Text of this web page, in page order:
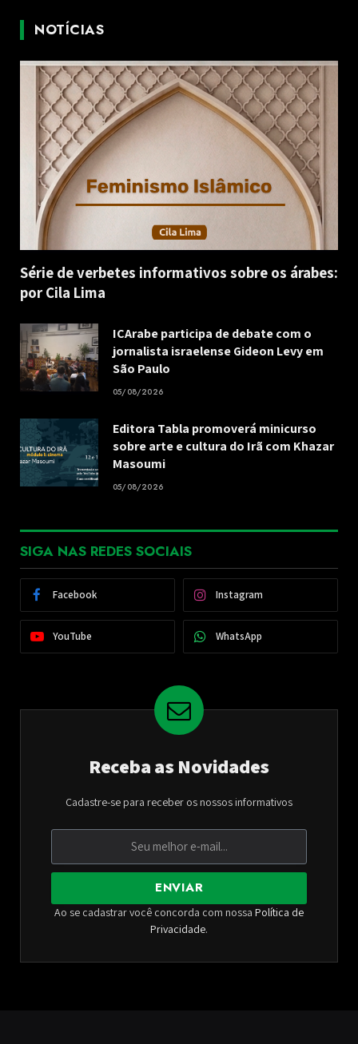
NOTÍCIAS
Série de verbetes informativos sobre os árabes:
por Cila Lima
ICArabe participa de debate com o
jornalista israelense Gideon Levy em
São Paulo
05/08/2026
Editora Tabla promoverá minicurso
sobre arte e cultura do Irã com Khazar
Masoumi
05/08/2026
SIGA NAS REDES SOCIAIS
Facebook Instagram
YouTube WhatsApp
Receba as Novidades
Cadastre-se para receber os nossos informativos
ENVIAR
Ao se cadastrar você concorda com nossa Política de
Privacidade.